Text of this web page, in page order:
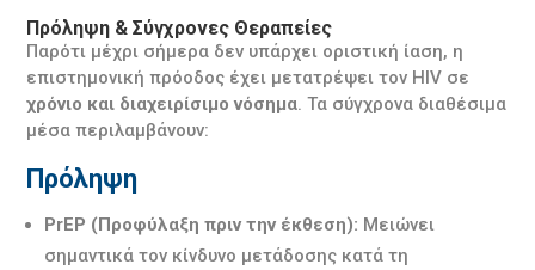
Πρόληψη & Σύγχρονες Θεραπείες
Παρότι μέχρι σήμερα δεν υπάρχει οριστική ίαση, η
επιστημονική πρόοδος έχει μετατρέψει τον HIV σε
χρόνιο και διαχειρίσιμο νόσημα. Τα σύγχρονα διαθέσιμα
μέσα περιλαμβάνουν:
Πρόληψη
PrEP (Προφύλαξη πριν την έκθεση): Μειώνει
σημαντικά τον κίνδυνο μετάδοσης κατά τη